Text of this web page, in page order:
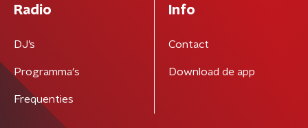
Radio
DJ’s
Programma's
Frequenties
Info
Contact
Download de app